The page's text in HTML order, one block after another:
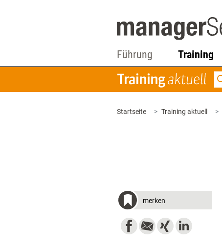
Führung Training
Startseite Training aktuell
merken